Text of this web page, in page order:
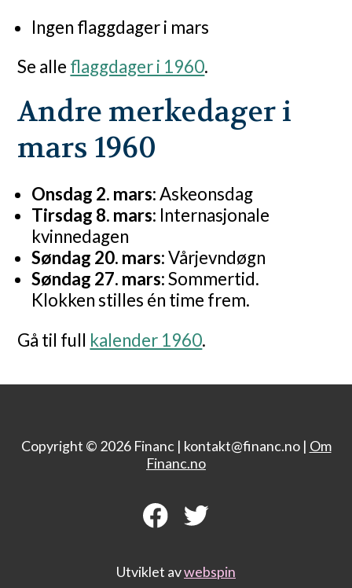
Ingen flaggdager i mars
Se alle flaggdager i 1960.
Andre merkedager i
mars 1960
Onsdag 2. mars:Askeonsdag
Tirsdag 8. mars: Internasjonale
kvinnedagen
Søndag 20. mars:Vårjevndøgn
Søndag 27. mars:Sommertid.
Klokken stilles én time frem.
Gå til full kalender 1960.
Copyright © 2026 Financ | kontakt@financ.no | Om
Financ.no
Utviklet avwebspin